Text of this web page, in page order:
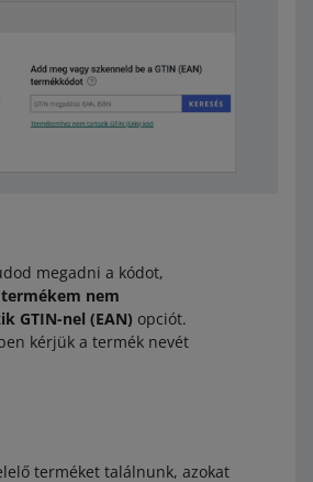
megadni a kódot,
nem
GTIN-nel (EAN) opciót.
kérjük a termék nevét
terméket találnunk, azokat